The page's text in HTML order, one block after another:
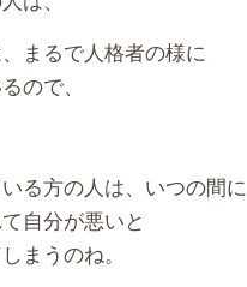
まるで人格者の様に
ので、
る方の人は、いつの間に
自分が悪いと
まうのね。